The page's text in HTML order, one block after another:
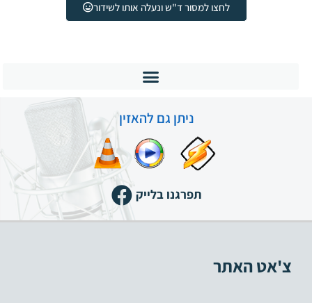
לחצו למסור ד"ש ונעלה אותו לשידור
ניתן גם להאזין
תפרגנו בלייק
צ'אט האתר